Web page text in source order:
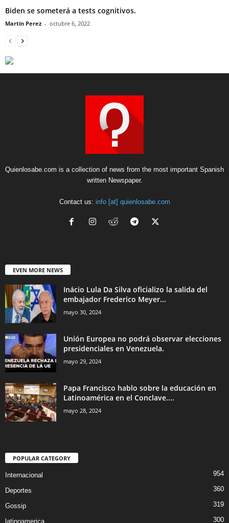
Biden se someterá a tests cognitivos.
Martin Perez - octubre 6, 2022
Quienlosabe.com is a collection of news from the most important Spanish
written Newspaper.
Contact us: info [at] quienlosabe.com
EVEN MORE NEWS
Inácio Lula Da Silva oficializo la salida del
embajador Frederico Meyer...
mayo 30, 2024
Unión Europea no podrá observar elecciones
presidenciales en Venezuela.
mayo 29, 2024
Papa Francisco hablo sobre la educación en
Latinoamérica en el Conclave....
mayo 28, 2024
POPULAR CATEGORY
Internacional 954
Deportes 360
Gossip 319
latinoamerica 300